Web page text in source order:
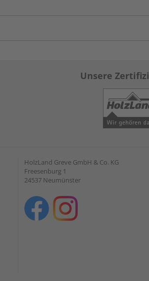
Unsere
HolzLand Greve GmbH & Co. KG
Freesenburg 1
24537 Neumünster